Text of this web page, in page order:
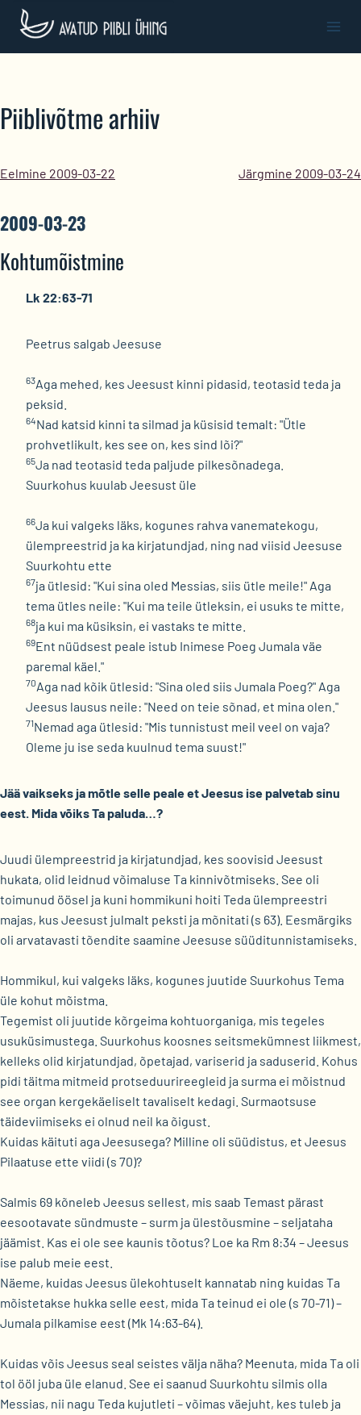
Skip
content
Piiblivõtme arhiiv
Eelmine 2009-03-22 Järgmine 2009-03-24
2009-03-23
Kohtumõistmine
Lk 22:63-71
Peetrus salgab Jeesuse
63Aga mehed, kes Jeesust kinni pidasid, teotasid teda ja
peksid.
64Nad katsid kinni ta silmad ja küsisid temalt: "Ütle
prohvetlikult, kes see on, kes sind lõi?"
65Ja nad teotasid teda paljude pilkesõnadega.
Suurkohus kuulab Jeesust üle
66Ja kui valgeks läks, kogunes rahva vanematekogu,
ülempreestrid ja ka kirjatundjad, ning nad viisid Jeesuse
Suurkohtu ette
67ja ütlesid: "Kui sina oled Messias, siis ütle meile!" Aga
tema ütles neile: "Kui ma teile ütleksin, ei usuks te mitte,
68ja kui ma küsiksin, ei vastaks te mitte.
69Ent nüüdsest peale istub Inimese Poeg Jumala väe
paremal käel."
70Aga nad kõik ütlesid: "Sina oled siis Jumala Poeg?" Aga
Jeesus lausus neile: "Need on teie sõnad, et mina olen."
71Nemad aga ütlesid: "Mis tunnistust meil veel on vaja?
Oleme ju ise seda kuulnud tema suust!"
Jää vaikseks ja mõtle selle peale et Jeesus ise palvetab sinu
eest. Mida võiks Ta paluda…?
Juudi ülempreestrid ja kirjatundjad, kes soovisid Jeesust
hukata, olid leidnud võimaluse Ta kinnivõtmiseks. See oli
toimunud öösel ja kuni hommikuni hoiti Teda ülempreestri
majas, kus Jeesust julmalt peksti ja mõnitati (s 63). Eesmärgiks
oli arvatavasti tõendite saamine Jeesuse süüditunnistamiseks.
Hommikul, kui valgeks läks, kogunes juutide Suurkohus Tema
üle kohut mõistma.
Tegemist oli juutide kõrgeima kohtuorganiga, mis tegeles
usuküsimustega. Suurkohus koosnes seitsmekümnest liikmest,
kelleks olid kirjatundjad, õpetajad, variserid ja saduserid. Kohus
pidi täitma mitmeid protseduurireegleid ja surma ei mõistnud
see organ kergekäeliselt tavaliselt kedagi. Surmaotsuse
täideviimiseks ei olnud neil ka õigust.
Kuidas käituti aga Jeesusega? Milline oli süüdistus, et Jeesus
Pilaatuse ette viidi (s 70)?
Salmis 69 kõneleb Jeesus sellest, mis saab Temast pärast
eesootavate sündmuste – surm ja ülestõusmine – seljataha
jäämist. Kas ei ole see kaunis tõotus? Loe ka Rm 8:34 – Jeesus
ise palub meie eest.
Näeme, kuidas Jeesus ülekohtuselt kannatab ning kuidas Ta
mõistetakse hukka selle eest, mida Ta teinud ei ole (s 70-71) –
Jumala pilkamise eest (Mk 14:63-64).
Kuidas võis Jeesus seal seistes välja näha? Meenuta, mida Ta oli
tol ööl juba üle elanud. See ei saanud Suurkohtu silmis olla
Messias, nii nagu Teda kujutleti – võimas väejuht, kes tuleb ja